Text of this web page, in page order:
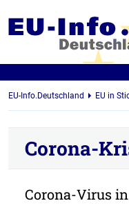
EU-Info.Deutschland EU in
Corona-
Corona-Virus